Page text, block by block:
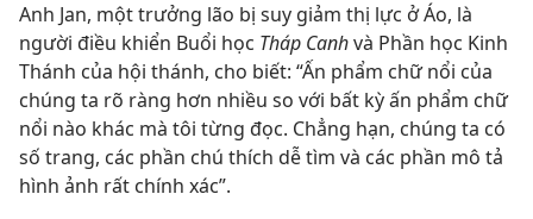
Anh Jan, một trưởng lão bị suy giảm thị lực ở Áo, là
người điều khiển Buổi học Tháp Canhvà Phần học Kinh
Thánh của hội thánh, cho biết: “Ấn phẩm chữ nổi của
chúng ta rõ ràng hơn nhiều so với bất kỳ ấn phẩm chữ
nổi nào khác mà tôi từng đọc. Chẳng hạn, chúng ta có
số trang, các phần chú thích dễ tìm và các phần mô tả
hình ảnh rất chính xác”.